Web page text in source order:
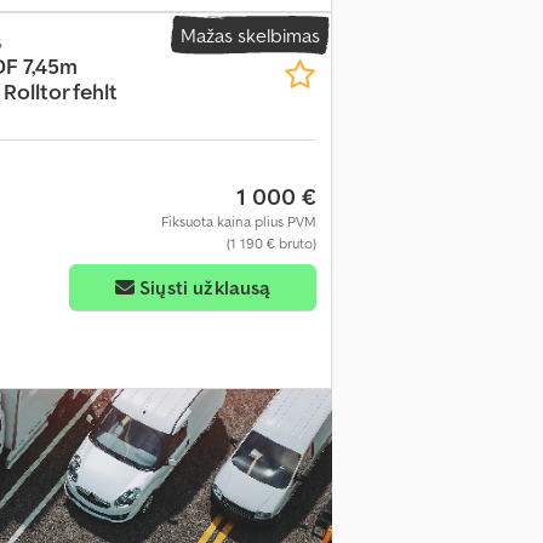
Mažas skelbimas
7,45m
fehlt
1 000 €
Fiksuota kaina plius PVM
(1 190 € bruto)
Siųsti užklausą